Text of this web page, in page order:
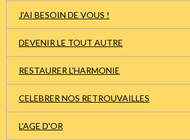
J'AI BESOIN DE VOUS !
DEVENIR LE TOUT AUTRE
RESTAURER L'HARMONIE
CELEBRER NOS RETROUVAILLES
L'AGE D'OR